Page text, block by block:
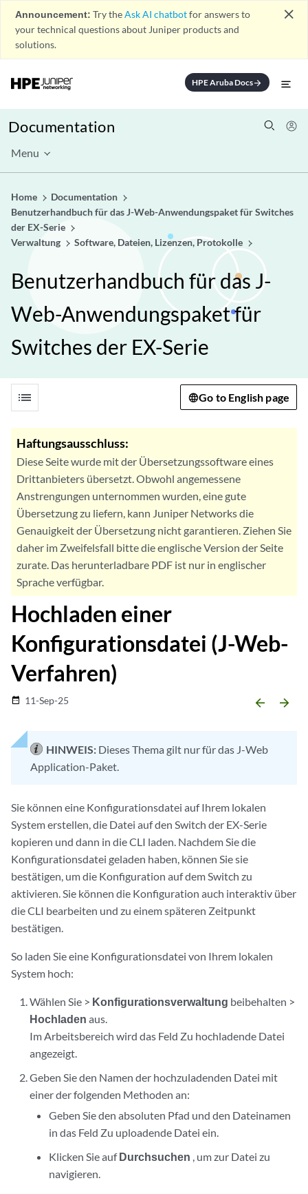
Announcement: Try theAsk AI chatbotfor answers to
your technical questions about Juniper products and
solutions.
close
HPE Aruba Docsarrow_forward
Documentation
Menu
Home
Documentation
Benutzerhandbuch für das J-Web-Anwendungspaket für Switches
der EX-Serie
Verwaltung
Software, Dateien, Lizenzen, Protokolle
Benutzerhandbuch für das J-
Web-Anwendungspaket für
Switches der EX-Serie
list Go to English page
Haftungsausschluss:
Diese Seite wurde mit der Übersetzungssoftware eines
Drittanbieters übersetzt. Obwohl angemessene
Anstrengungen unternommen wurden, eine gute
Übersetzung zu liefern, kann Juniper Networks die
Genauigkeit der Übersetzung nicht garantieren. Ziehen Sie
daher im Zweifelsfall bitte die englische Version der Seite
zurate. Das herunterladbare PDF ist nur in englischer
Sprache verfügbar.
Hochladen einer
Konfigurationsdatei (J-Web-
Verfahren)
date_range 11-Sep-25 arrow_backward arrow_forward
HINWEIS: Dieses Thema gilt nur für das J-Web
Application-Paket.
Sie können eine Konfigurationsdatei auf Ihrem lokalen
System erstellen, die Datei auf den Switch der EX-Serie
kopieren und dann in die CLI laden. Nachdem Sie die
Konfigurationsdatei geladen haben, können Sie sie
bestätigen, um die Konfiguration auf dem Switch zu
aktivieren. Sie können die Konfiguration auch interaktiv über
die CLI bearbeiten und zu einem späteren Zeitpunkt
bestätigen.
So laden Sie eine Konfigurationsdatei von Ihrem lokalen
System hoch:
WählenSie > Konfigurationsverwaltung beibehalten >
Hochladen aus.
Im Arbeitsbereich wird das Feld Zu hochladende Datei
angezeigt.
Geben Sie den Namen der hochzuladenden Datei mit
einer der folgenden Methoden an:
Geben Sie den absoluten Pfad und den Dateinamen
in das Feld Zu uploadende Datei ein.
Klicken Sie aufDurchsuchen , um zur Datei zu
navigieren.